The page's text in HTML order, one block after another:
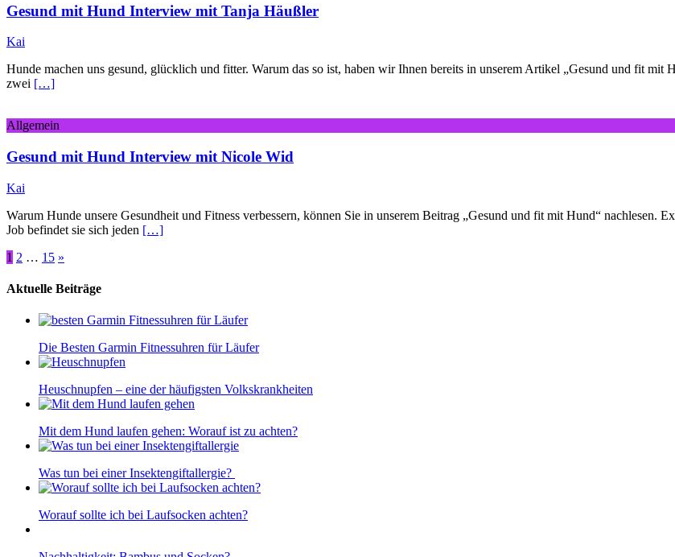
Gesund mit Hund Interview mit Tanja Häußler
Kai
Hunde machen uns gesund, glücklich und fitter. Warum das so ist, haben wir Ihnen bereits in unserem Artikel „Gesund und fit
zwei […]
Allgemein
Gesund mit Hund Interview mit Nicole Wid
Kai
Warum Hunde unsere Gesundheit und Fitness verbessern, können Sie in unserem Beitrag „Gesund und fit mit Hund“
Job befindet sie sich jeden […]
Beitragsnavigation
1 2 … 15 »
Aktuelle Beiträge
Die Besten Garmin Fitnessuhren für Läufer
Heuschnupfen – eine der häufigsten Volkskrankheiten
Mit dem Hund laufen gehen: Worauf ist zu achten?
Was tun bei einer Insektengiftallergie?
Worauf sollte ich bei Laufsocken achten?